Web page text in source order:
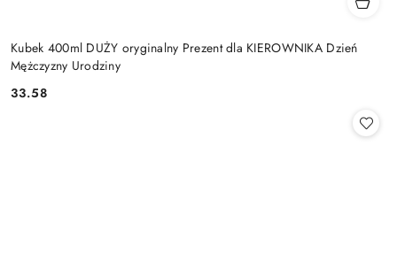
Kubek 400ml DUŻY oryginalny Prezent dla KIEROWNIKA Dzień
Mężczyzny Urodziny
Cena:
33.58